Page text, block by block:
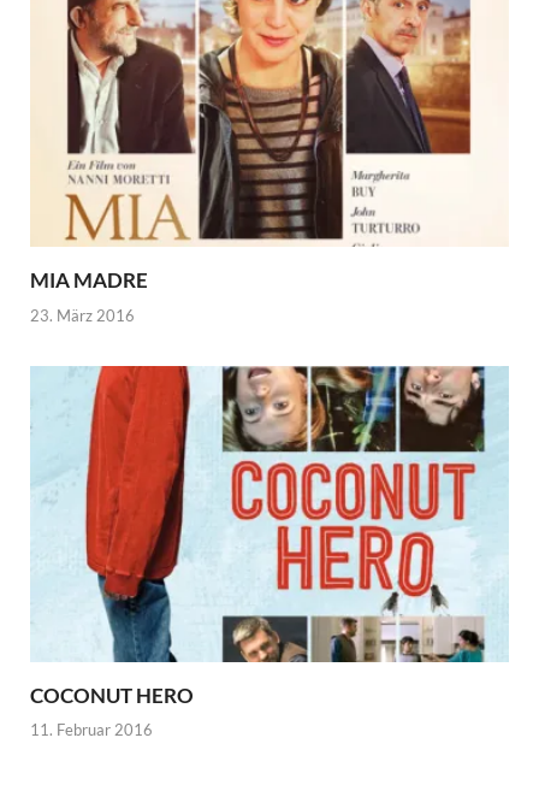
MIA MADRE
23. März 2016
COCONUT HERO
11. Februar 2016